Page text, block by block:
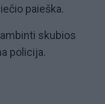
paieška.
skubios
policija.